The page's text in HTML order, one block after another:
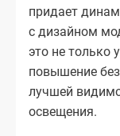
придает
с дизайном
это не только
повышение
лучшей
освещения.